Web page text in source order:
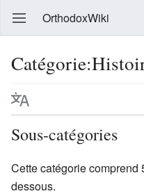
OrthodoxWiki
Sous-catégories
Cette catégorie comprend
dessous.